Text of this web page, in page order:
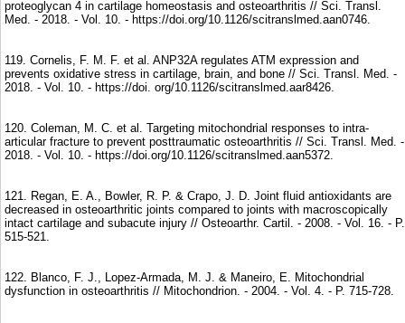
proteoglycan 4 in cartilage homeostasis and osteoarthritis // Sci. Transl.
Med. - 2018. - Vol. 10. - https://doi.org/10.1126/scitranslmed.aan0746.
119. Cornelis, F. M. F. et al. ANP32A regulates ATM expression and
prevents oxidative stress in cartilage, brain, and bone // Sci. Transl. Med. -
2018. - Vol. 10. - https://doi. org/10.1126/scitranslmed.aar8426.
120. Coleman, M. C. et al. Targeting mitochondrial responses to intra-
articular fracture to prevent posttraumatic osteoarthritis // Sci. Transl. Med. -
2018. - Vol. 10. - https://doi.org/10.1126/scitranslmed.aan5372.
121. Regan, E. A., Bowler, R. P. & Crapo, J. D. Joint fluid antioxidants are
decreased in osteoarthritic joints compared to joints with macroscopically
intact cartilage and subacute injury // Osteoarthr. Cartil. - 2008. - Vol. 16. - P.
515-521.
122. Blanco, F. J., Lopez-Armada, M. J. & Maneiro, E. Mitochondrial
dysfunction in osteoarthritis // Mitochondrion. - 2004. - Vol. 4. - P. 715-728.